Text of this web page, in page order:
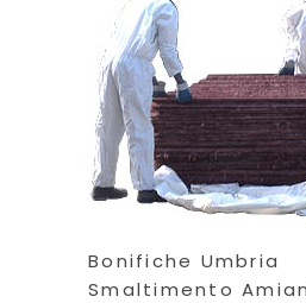
Bonifiche Umbria
Smaltimento